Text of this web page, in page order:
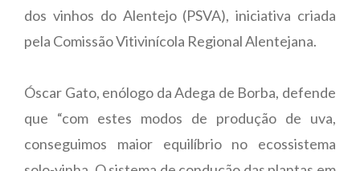
dos vinhos do Alentejo (PSVA), iniciativa criada
pela Comissão Vitivinícola Regional Alentejana.
Óscar Gato, enólogo da Adega de Borba, defende
que “com estes modos de produção de uva,
conseguimos maior equilíbrio no ecossistema